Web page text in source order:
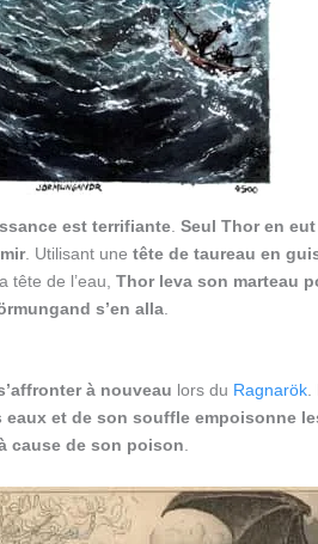
est terrifiante Seul Thor en
. Utilisant une tête de taureau en
tête de l’eau, Thor leva son marteau
s’en alla
à nouveau lors du Ragnarök
et de son souffle empoisonne
cause de son poison